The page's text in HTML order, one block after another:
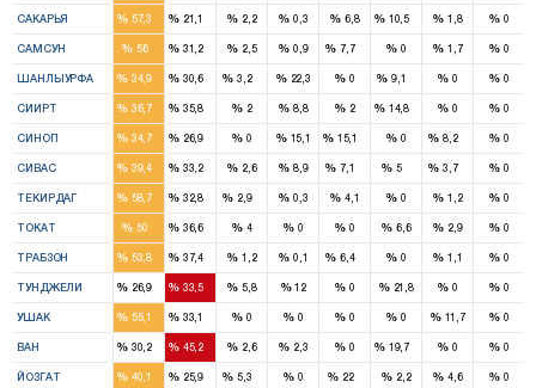
САКАРЬЯ %57,3 %21,1 % 2,2 % 0,3 % 6,8 %10,5 % 1,8 % 0
САМСУН %56 %31,2 % 2,5 % 0,9 % 7,7 % 0 % 1,7 % 0
ШАНЛЫУРФА %34,9 %30,6 % 3,2 %22,3 % 0 % 9,1 % 0 % 0
СИИРТ %36,7 %35,8 % 2 % 8,8 % 2 %14,8 % 0 % 0
СИНОП %34,7 %26,9 % 0 %15,1 %15,1 % 0 % 8,2 % 0
СИВАС %39,4 %33,2 % 2,6 % 8,9 % 7,1 % 5 % 3,7 % 0
ТЕКИРДАГ %58,7 %32,8 % 2,9 % 0,3 % 4,1 % 0 % 1,2 % 0
ТОКАТ %50 %36,6 % 4 % 0 % 0 % 6,6 % 2,9 % 0
ТРАБЗОН %53,8 %37,4 % 1,2 % 0,1 % 6,4 % 0 % 1,1 % 0
ТУНДЖЕЛИ %26,9 %33,5 % 5,8 %12 % 0 %21,8 % 0 % 0
УШАК %55,1 %33,1 % 0 % 0 % 0 % 0 %11,7 % 0
ВАН %30,2 %45,2 % 2,6 % 2,3 % 0 %19,7 % 0 % 0
ЙОЗГАТ %40,1 %25,9 % 5,3 % 0 %22 % 2,2 % 4,6 % 0